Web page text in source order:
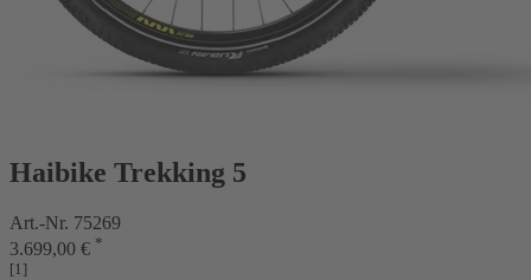
Haibike Trekking 5
Art.-Nr. 75269
3.699,00 € *
[1]